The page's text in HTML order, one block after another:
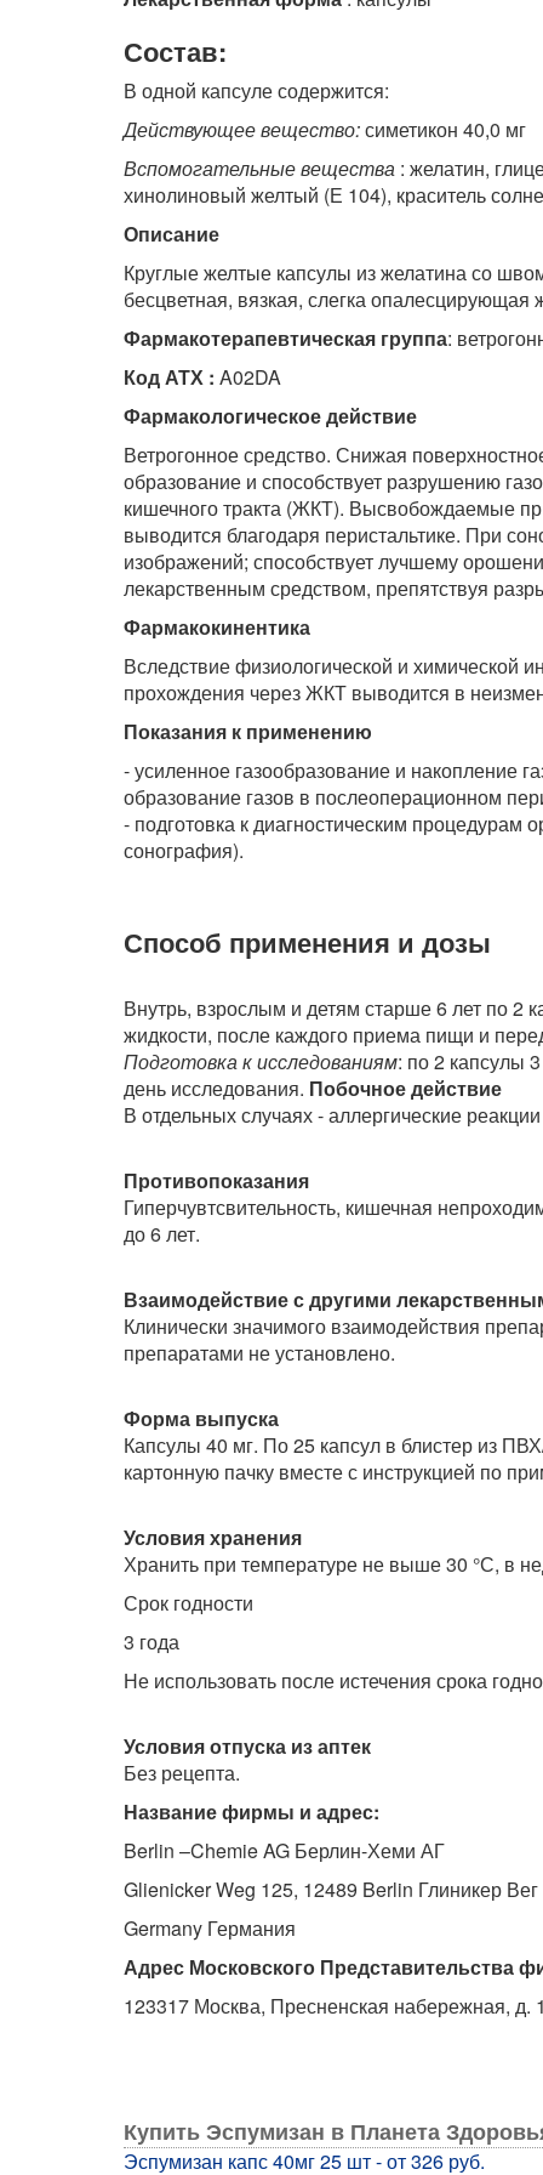
Состав:
В одной капсуле содержится:
Действующее вещество:симетикон 40,0 мг
Вспомогательные вещества : желатин,
хинолиновый желтый (Е 104), краситель
Описание
Круглые желтые капсулы из желатина со
бесцветная, вязкая, слегка опалесцирующая
Фармакотерапевтическая группа:
Код АТХ : A02DA
Фармакологическое действие
Ветрогонное средство. Снижая
образование и способствует разрушению
кишечного тракта (ЖКТ). Высвобождаемые
выводится благодаря перистальтике. При
изображений; способствует лучшему
лекарственным средством, препятствуя
Фармакокинентика
Вследствие физиологической и химической
прохождения через ЖКТ выводится в
Показания к применению
- усиленное газообразование и накопление
образование газов в послеоперационном
- подготовка к диагностическим
сонография).
Способ применения и дозы
Внутрь, взрослым и детям старше 6 лет по 2
жидкости, после каждого приема пищи и
Подготовка к исследованиям: по 2 капсулы
день исследования. Побочное действие
В отдельных случаях - аллергические
Противопоказания
Гиперчувтсвительность, кишечная
до 6 лет.
Взаимодействие с другими
Клинически значимого взаимодействия
препаратами не установлено.
Форма выпуска
Капсулы 40 мг. По 25 капсул в блистер из
картонную пачку вместе с инструкцией по
Условия хранения
Хранить при температуре не выше 30 °С, в
Срок годности
3 года
Не использовать после истечения срока
Условия отпуска из аптек
Без рецепта.
Название фирмы и адрес:
Berlin –Chemie AG Берлин-Хеми АГ
Glienicker Weg 125, 12489 Berlin Глиникер
Germany Германия
Адрес Московского Представительства
123317 Москва, Пресненская набережная,
Купить Эспумизан в Планета
Эспумизан капс 40мг 25 шт - от 326 руб.